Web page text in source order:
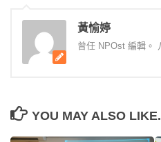
黃愉婷
曾任 NPOst 編輯。
YOU MAY ALSO